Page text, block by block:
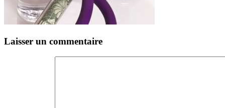
Laisser un commentaire